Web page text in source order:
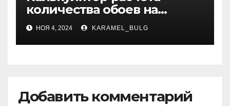
количества обоев на
комнату при ремонте
НОЯ 4, 2024 KARAMEL_BULG
Добавить комментарий